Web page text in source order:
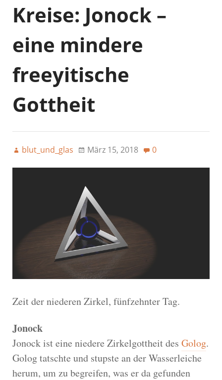
Kreise: Jonock –
eine mindere
freeyitische
Gottheit
blut_und_glas März 15, 2018 0
Zeit der niederen Zirkel, fünfzehnter Tag.
Jonock
Jonock ist eine niedere Zirkelgottheit des Golog.
Golog tatschte und stupste an der Wasserleiche
herum, um zu begreifen, was er da gefunden